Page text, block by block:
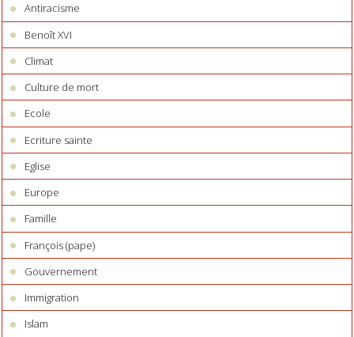
Antiracisme
Benoît XVI
Climat
Culture de mort
Ecole
Ecriture sainte
Eglise
Europe
Famille
François (pape)
Gouvernement
Immigration
Islam